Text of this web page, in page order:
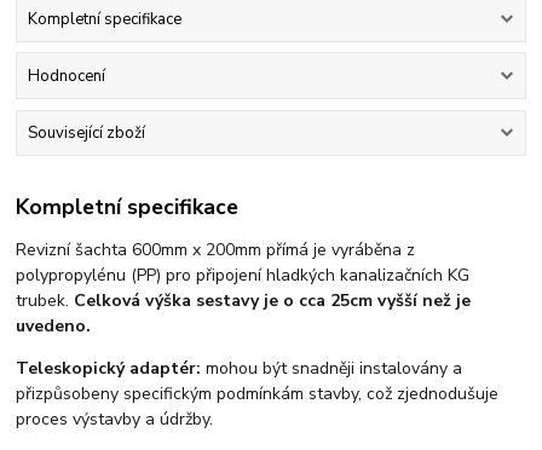
Kompletní specifikace
Hodnocení
Související zboží
Kompletní specifikace
Revizní šachta 600mm x 200mm přímá je vyráběna z
polypropylénu (PP) pro připojení hladkých kanalizačních KG
trubek. Celková výška sestavy je o cca 25cm vyšší než je
uvedeno.
Teleskopický adaptér: mohou být snadněji instalovány a
přizpůsobeny specifickým podmínkám stavby, což zjednodušuje
proces výstavby a údržby.